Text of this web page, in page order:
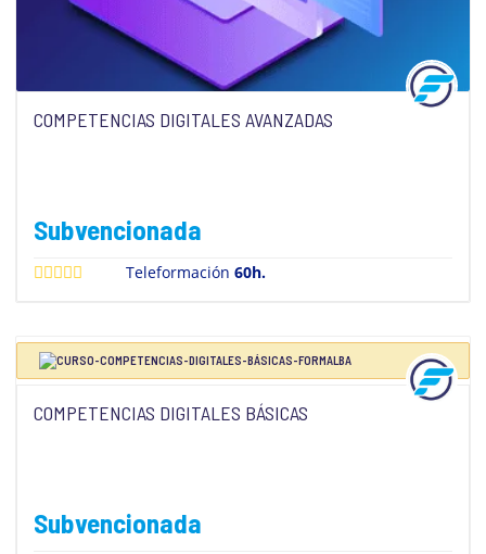
COMPETENCIAS DIGITALES AVANZADAS
Subvencionada
Teleformación60h.
COMPETENCIAS DIGITALES BÁSICAS
Subvencionada